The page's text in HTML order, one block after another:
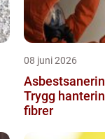
08 juni 2026
Trygg
fibrer